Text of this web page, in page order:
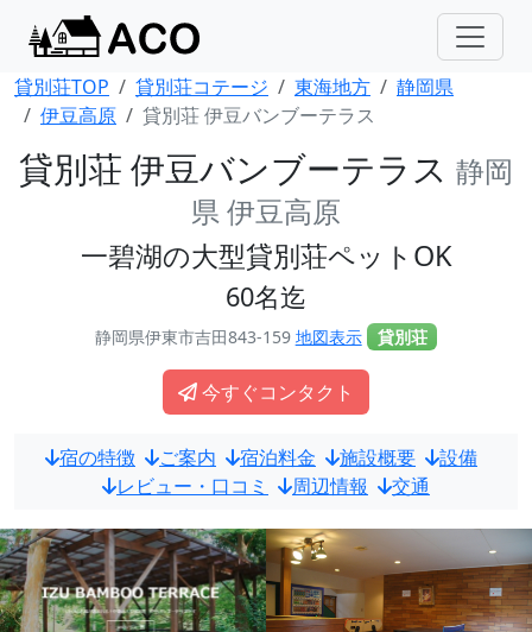
貸別荘TOP 貸別荘コテージ 東海地方
静岡県
伊豆高原
貸別荘 伊豆バンブーテラス
貸別荘 伊豆バンブーテラス 静岡
県 伊豆高原
一碧湖の大型貸別荘ペットOK
60名迄
静岡県伊東市吉田843-159 地図表示 貸別荘
今すぐコンタクト
宿の特徴 ご案内 宿泊料金 施設概要
設備
レビュー・口コミ
周辺情報 交通